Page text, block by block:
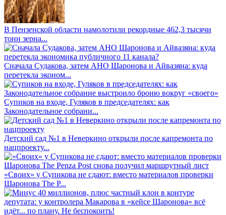
В Пензенской области намолотили рекордные 462,3 тысячи
тонн зерна...
Сначала Судакова, затем АНО Шаронова и Айвазяна: куда
перетекла эконом...
Супиков на входе, Гуляков в председателях: как
Законодательное собрани...
Детский сад №1 в Неверкино открыли после капремонта по
нацпроекту...
«Своих» у Супикова не сдают: вместо материалов проверки
Шаронова The P...